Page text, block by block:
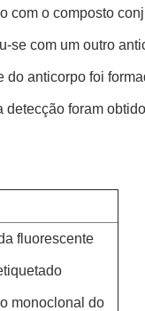
com o composto
se com um outro
anticorpo foi
foram
fluorescente
monoclonal do